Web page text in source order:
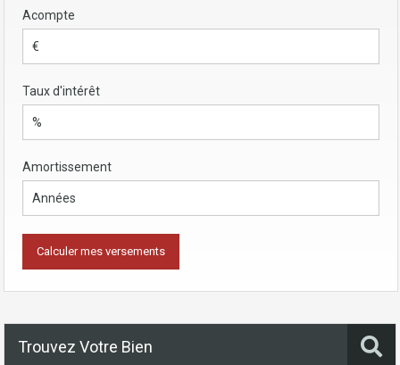
Acompte
Taux d'intérêt
Amortissement
Trouvez Votre Bien